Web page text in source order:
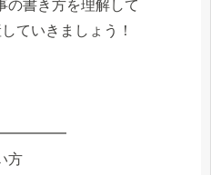
の書き方を理解して
ていきましょう！
方